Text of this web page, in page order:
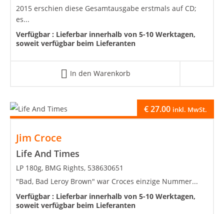
2015 erschien diese Gesamtausgabe erstmals auf CD;
es...
Verfügbar : Lieferbar innerhalb von 5-10 Werktagen,
soweit verfügbar beim Lieferanten
In den Warenkorb
Jim Croce
Life And Times
€27.00 inkl. MwSt.
LP 180g, BMG Rights, 538630651
"Bad, Bad Leroy Brown" war Croces einzige Nummer...
Verfügbar : Lieferbar innerhalb von 5-10 Werktagen,
soweit verfügbar beim Lieferanten